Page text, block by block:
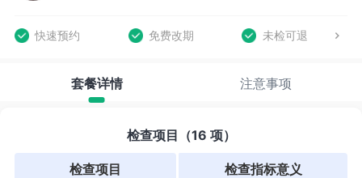
快速预约 免费改期 未检可退
套餐详情 注意事项
检查项目（16 项）
检查项目 检查指标意义